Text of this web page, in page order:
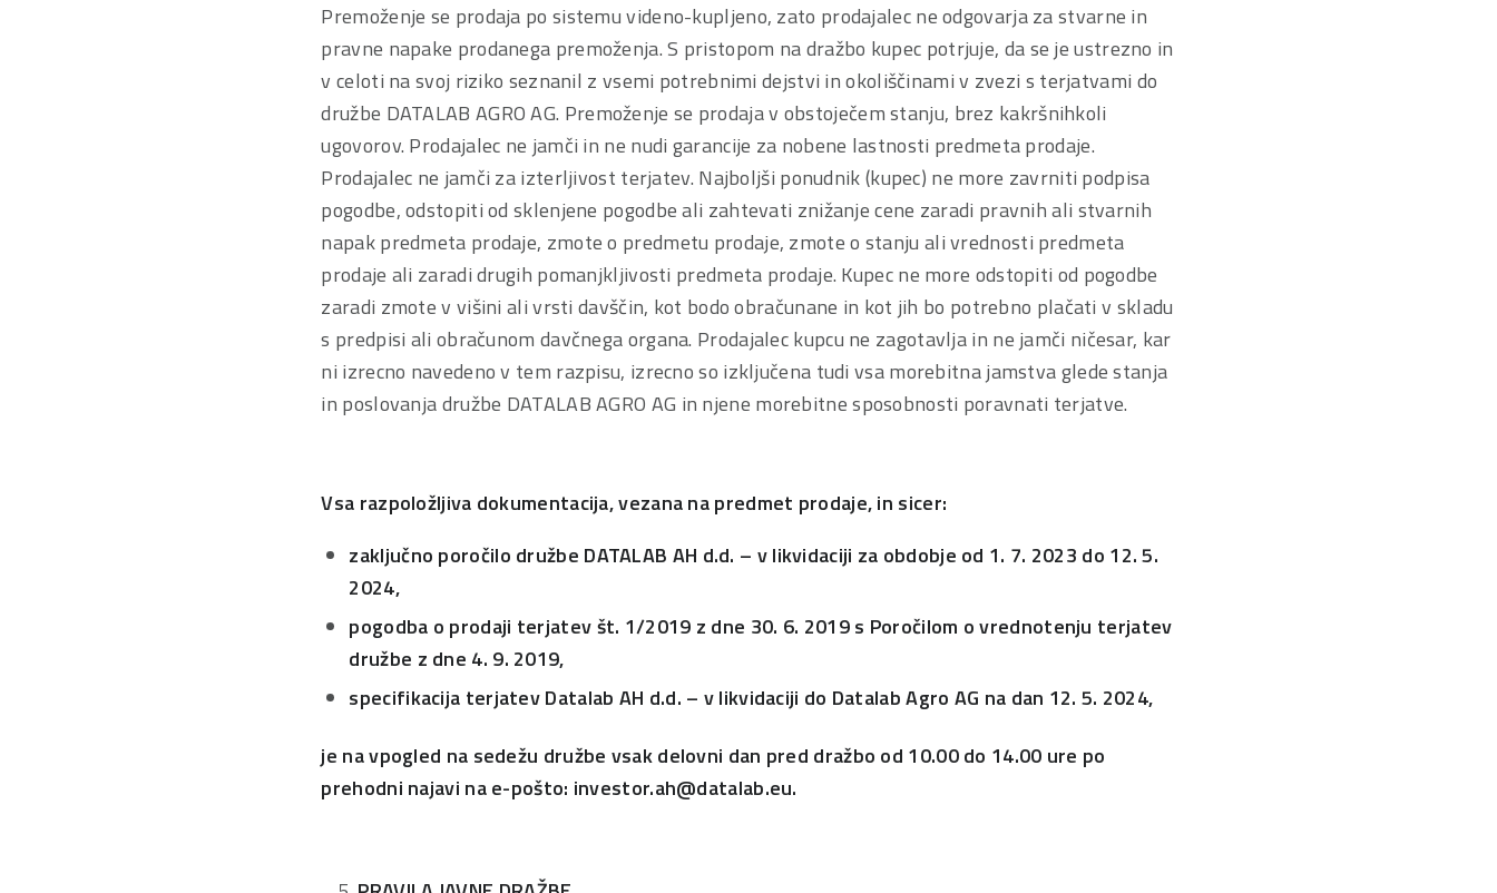
Premoženje se prodaja po sistemu videno-kupljeno, zato prodajalec ne odgovarja za stvarne in
pravne napake prodanega premoženja. S pristopom na dražbo kupec potrjuje, da se je ustrezno in
v celoti na svoj riziko seznanil z vsemi potrebnimi dejstvi in okoliščinami v zvezi s terjatvami do
družbe DATALAB AGRO AG. Premoženje se prodaja v obstoječem stanju, brez kakršnihkoli
ugovorov. Prodajalec ne jamči in ne nudi garancije za nobene lastnosti predmeta prodaje.
Prodajalec ne jamči za izterljivost terjatev. Najboljši ponudnik (kupec) ne more zavrniti podpisa
pogodbe, odstopiti od sklenjene pogodbe ali zahtevati znižanje cene zaradi pravnih ali stvarnih
napak predmeta prodaje, zmote o predmetu prodaje, zmote o stanju ali vrednosti predmeta
prodaje ali zaradi drugih pomanjkljivosti predmeta prodaje. Kupec ne more odstopiti od pogodbe
zaradi zmote v višini ali vrsti davščin, kot bodo obračunane in kot jih bo potrebno plačati v skladu
s predpisi ali obračunom davčnega organa. Prodajalec kupcu ne zagotavlja in ne jamči ničesar, kar
ni izrecno navedeno v tem razpisu, izrecno so izključena tudi vsa morebitna jamstva glede stanja
in poslovanja družbe DATALAB AGRO AG in njene morebitne sposobnosti poravnati terjatve.
Vsa razpoložljiva dokumentacija, vezana na predmet prodaje, in sicer:
zaključno poročilo družbe DATALAB AH d.d. – v likvidaciji za obdobje od 1. 7. 2023 do 12. 5.
2024,
pogodba o prodaji terjatev št. 1/2019 z dne 30. 6. 2019 s Poročilom o vrednotenju terjatev
družbe z dne 4. 9. 2019,
specifikacija terjatev Datalab AH d.d. – v likvidaciji do Datalab Agro AG na dan 12. 5. 2024,
je na vpogled na sedežu družbe vsak delovni dan pred dražbo od 10.00 do 14.00 ure po
prehodni najavi na e-pošto: investor.ah@datalab.eu.